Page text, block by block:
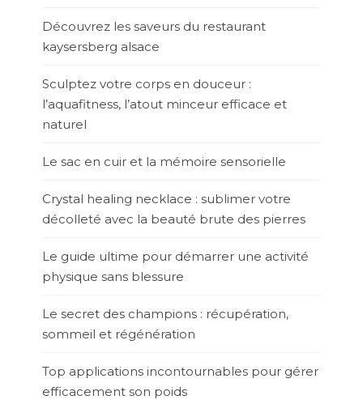
Découvrez les saveurs du restaurant
kaysersberg alsace
Sculptez votre corps en douceur :
l’aquafitness, l’atout minceur efficace et
naturel
Le sac en cuir et la mémoire sensorielle
Crystal healing necklace : sublimer votre
décolleté avec la beauté brute des pierres
Le guide ultime pour démarrer une activité
physique sans blessure
Le secret des champions : récupération,
sommeil et régénération
Top applications incontournables pour gérer
efficacement son poids